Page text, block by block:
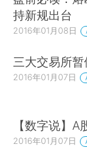
持新规出台
2016年01月08日
三大交易所
2016年01月07日
【数字说】
2016年01月07日